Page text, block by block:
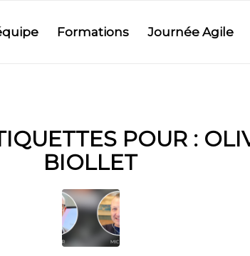
Formations Journée Agile
POUR :
BIOLLET